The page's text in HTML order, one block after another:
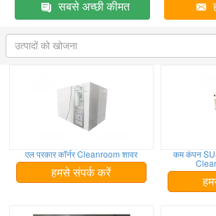
सबसे अच्छी कीमत
एल प्रकार कॉर्नर Cleanroom शावर
हमसे संपर्क करें
कम कंपन